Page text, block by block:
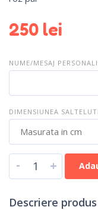
250 lei
NUME/MESAJ
DIMENSIUNEA
- +
Descriere produs